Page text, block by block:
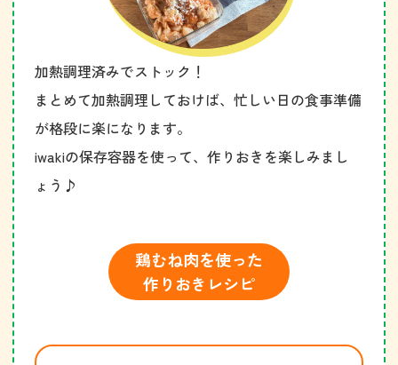
加熱調理済みでストック！
まとめて加熱調理しておけば、忙しい日の食事準備
が格段に楽になります。
iwakiの保存容器を使って、作りおきを楽しみまし
ょう♪
鶏むね肉を使った
作りおきレシピ